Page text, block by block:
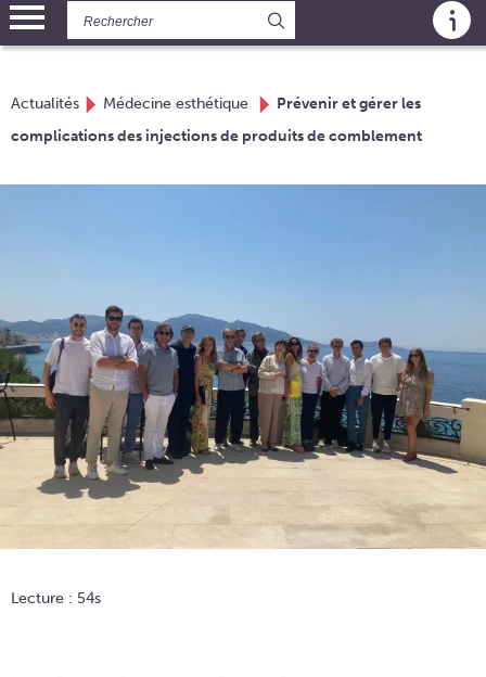
Actualités Médecine esthétique
Prévenir et gérer les
complications des injections de produits de comblement
Lecture : 54s
Panneau de gestion des cookies